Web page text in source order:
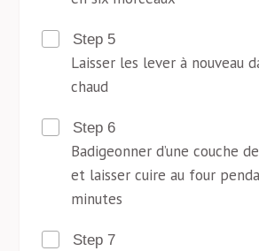
Step 5
Laisser les lever à nouveau
chaud
Step 6
Badigeonner d’une couche
et laisser cuire au four
minutes
Step 7